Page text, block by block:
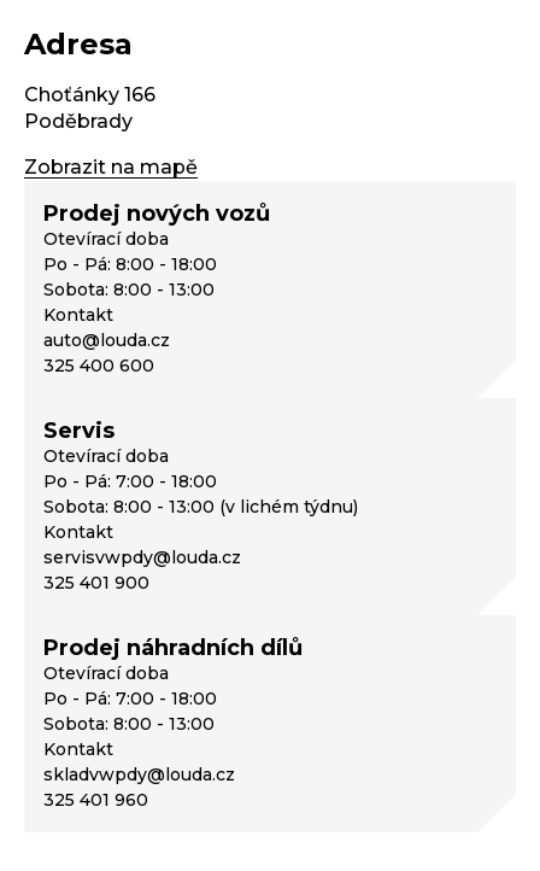
Adresa
Choťánky 166
Poděbrady
Zobrazit na mapě
Prodej nových vozů
Otevírací doba
Po - Pá: 8:00 - 18:00
Sobota: 8:00 - 13:00
Kontakt
auto@louda.cz
325 400 600
Servis
Otevírací doba
Po - Pá: 7:00 - 18:00
Sobota: 8:00 - 13:00 (v lichém týdnu)
Kontakt
servisvwpdy@louda.cz
325 401 900
Prodej náhradních dílů
Otevírací doba
Po - Pá: 7:00 - 18:00
Sobota: 8:00 - 13:00
Kontakt
skladvwpdy@louda.cz
325 401 960